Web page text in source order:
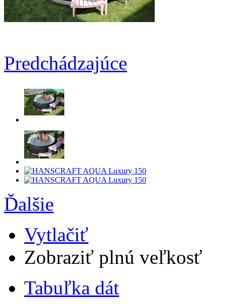
Predchádzajúce
Ďalšie
Vytlačiť
Zobraziť plnú veľkosť
Tabuľka dát